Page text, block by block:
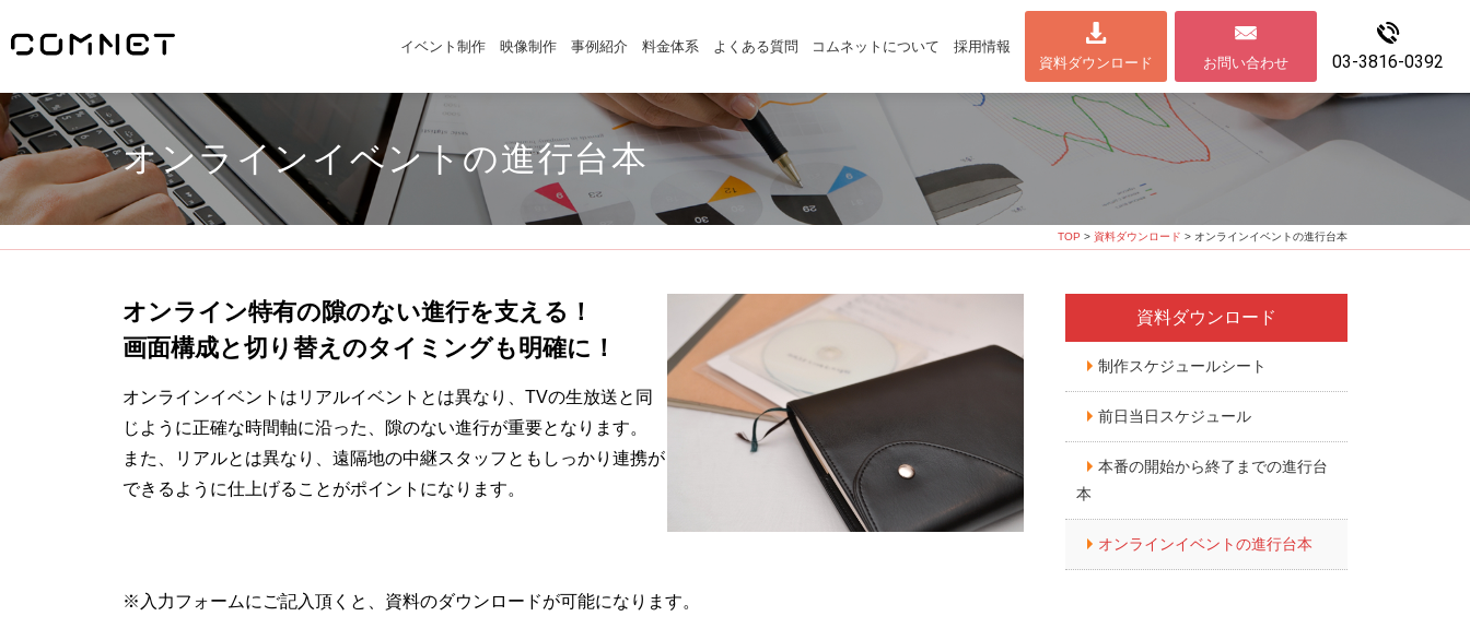
イベント制作 映像制作 事例紹介 料金体系 よくある質問 コムネットについて
採用情報
資料ダウンロード
お問い合わせ 03-3816-0392
オンラインイベントの進行台本
TOP > 資料ダウンロード > オンラインイベントの進行台本
オンライン特有の隙のない進行を支える！
画面構成と切り替えのタイミングも明確に！
オンラインイベントはリアルイベントとは異なり、TVの生放送と同
じように正確な時間軸に沿った、隙のない進行が重要となります。
また、リアルとは異なり、遠隔地の中継スタッフともしっかり連携が
できるように仕上げることがポイントになります。
※入力フォームにご記入頂くと、資料のダウンロードが可能になります。
資料ダウンロード
制作スケジュールシート
前日当日スケジュール
本番の開始から終了までの進行台
本
オンラインイベントの進行台本